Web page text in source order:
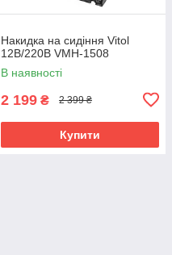
Накидка на сидіння Vitol
12В/220В VMH-1508
В наявності
2 199 ₴ 2 399 ₴
Купити